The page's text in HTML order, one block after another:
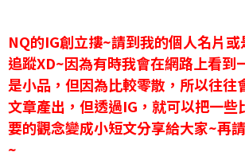
NQ的IG創立摟~請到我的個人名片
追蹤XD~因為有時我會在網路上看到
是小品，但因為比較零散，所以往往
文章產出，但透過IG，就可以把一些
要的觀念變成小短文分享給大家~再
~